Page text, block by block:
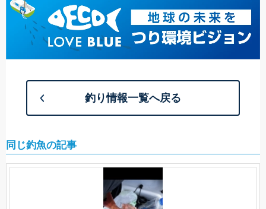
釣り情報一覧へ戻る
同じ釣魚の記事